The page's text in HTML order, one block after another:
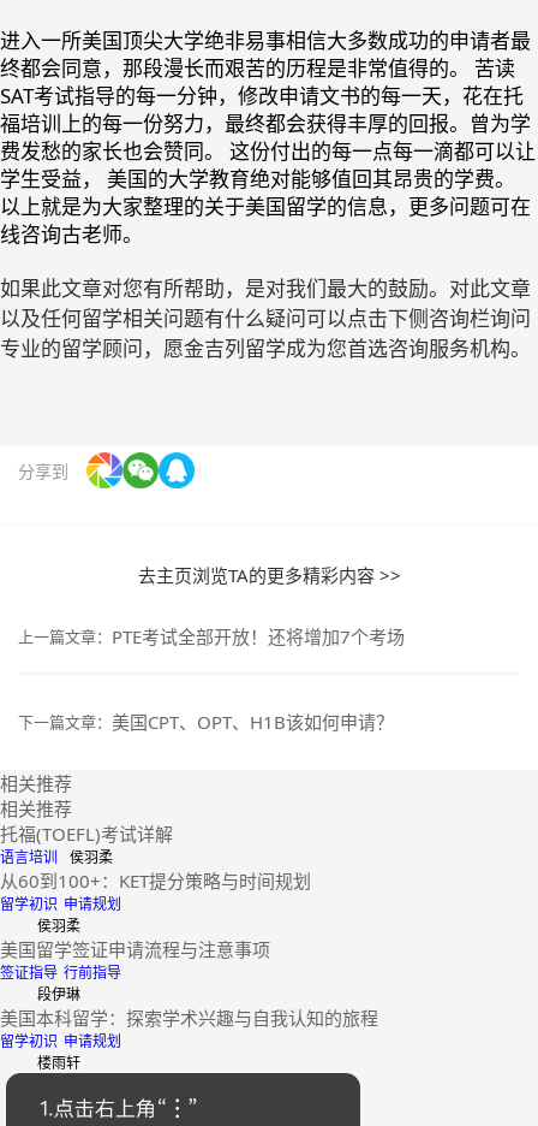
进入一所美国顶尖大学绝非易事相信大多数成功的申请者最
终都会同意，那段漫长而艰苦的历程是非常值得的。 苦读
SAT考试指导的每一分钟，修改申请文书的每一天，花在托
福培训上的每一份努力，最终都会获得丰厚的回报。曾为学
费发愁的家长也会赞同。 这份付出的每一点每一滴都可以让
学生受益， 美国的大学教育绝对能够值回其昂贵的学费。
以上就是为大家整理的关于美国留学的信息，更多问题可在
线咨询古老师。
如果此文章对您有所帮助，是对我们最大的鼓励。对此文章
以及任何留学相关问题有什么疑问可以点击下侧咨询栏询问
专业的留学顾问，愿金吉列留学成为您首选咨询服务机构。
分享到
去主页浏览TA的更多精彩内容 >>
上一篇文章： PTE考试全部开放！还将增加7个考场
下一篇文章： 美国CPT、OPT、H1B该如何申请？
相关推荐
相关推荐
托福(TOEFL)考试详解
语言培训 侯羽柔
从60到100+：KET提分策略与时间规划
留学初识 申请规划
侯羽柔
美国留学签证申请流程与注意事项
签证指导 行前指导
段伊琳
美国本科留学：探索学术兴趣与自我认知的旅程
留学初识 申请规划
楼雨轩